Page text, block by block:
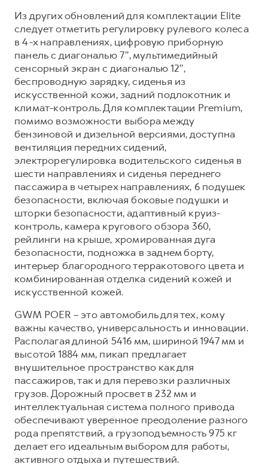
Из других обновлений для комплектации Elite
следует отметить регулировку рулевого колеса
в 4-х направлениях, цифровую приборную
панель с диагональю 7’’, мультимедийный
сенсорный экран с диагональю 12’’,
беспроводную зарядку, сиденья из
искусственной кожи, задний подлокотник и
климат-контроль. Для комплектации Premium,
помимо возможности выбора между
бензиновой и дизельной версиями, доступна
вентиляция передних сидений,
электрорегулировка водительского сиденья в
шести направлениях и сиденья переднего
пассажира в четырех направлениях, 6 подушек
безопасности, включая боковые подушки и
шторки безопасности, адаптивный круиз-
контроль, камера кругового обзора 360,
рейлинги на крыше, хромированная дуга
безопасности, подножка в заднем борту,
интерьер благородного терракотового цвета и
комбинированная отделка сидений кожей и
искусственной кожей.
GWM POER – это автомобиль для тех, кому
важны качество, универсальность и инновации.
Располагая длиной 5416 мм, шириной 1947 мм и
высотой 1884 мм, пикап предлагает
внушительное пространство как для
пассажиров, так и для перевозки различных
грузов. Дорожный просвет в 232 мм и
интеллектуальная система полного привода
обеспечивают уверенное преодоление разного
рода препятствий, а грузоподъемность 975 кг
делает его идеальным выбором для работы,
активного отдыха и путешествий.